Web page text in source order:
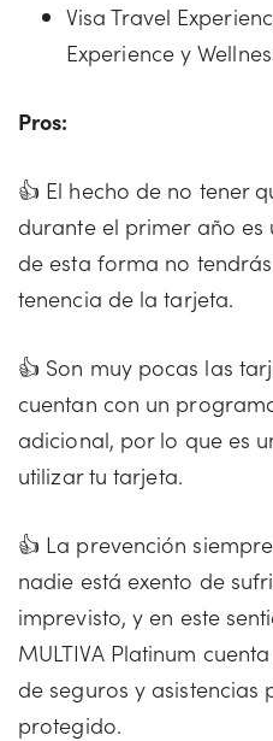
Visa Travel
Experience y
Pros:
👍 El hecho de no tener
durante el primer año
de esta forma no
tenencia de la tarjeta.
👍 Son muy pocas las
cuentan con un
adicional, por lo que es
utilizar tu tarjeta.
👍 La prevención
nadie está exento de
imprevisto, y en este
MULTIVA Platinum
de seguros y asistencias
protegido.